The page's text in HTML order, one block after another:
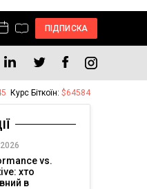
ПІДПИСКА
Курс Біткоїн: $64584
vs.
хто
в